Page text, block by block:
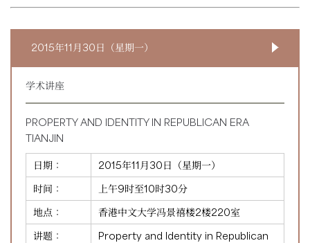
2015年11月30日（星期一）
学术讲座
PROPERTY AND IDENTITY IN REPUBLICAN ERA
TIANJIN
日期：
2015年11月30日（星期一）
时间：
上午9时至10时30分
地点：
香港中文大学冯景禧楼2楼220室
讲题：
Property and Identity in Republican